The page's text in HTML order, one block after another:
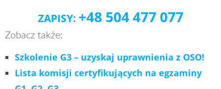
ZAPISY: +48 504 477 077
Zobacz także:
Szkolenie G3 – uzyskaj uprawnienia z OSO!
Lista komisji certyfikujących na egzaminy